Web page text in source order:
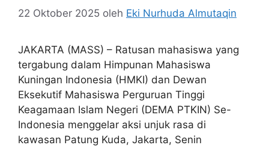
22 Oktober 2025 oleh Eki Nurhuda Almutaqin
JAKARTA (MASS) – Ratusan mahasiswa yang
tergabung dalam Himpunan Mahasiswa
Kuningan Indonesia (HMKI) dan Dewan
Eksekutif Mahasiswa Perguruan Tinggi
Keagamaan Islam Negeri (DEMA PTKIN) Se-
Indonesia menggelar aksi unjuk rasa di
kawasan Patung Kuda, Jakarta, Senin